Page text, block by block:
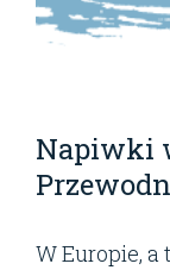
Napiwki
W Europie,